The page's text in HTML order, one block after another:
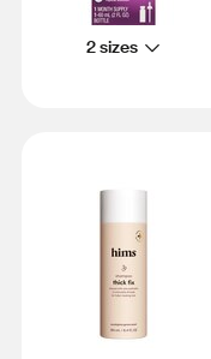
2 sizes